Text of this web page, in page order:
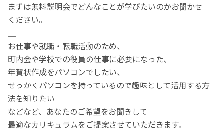
まずは無料説明会でどんなことが学びたいのかお聞かせ
ください。
お仕事や就職・転職活動のため、
町内会や学校での役員の仕事に必要になった、
年賀状作成をパソコンでしたい、
せっかくパソコンを持っているので趣味として活用する方
法を知りたい
などなど、あなたのご希望をお聞きして
最適なカリキュラムをご提案させていただきます。